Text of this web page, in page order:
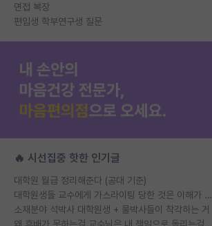
면접 복장
편입생 학부연구생 질문
🔥 시선집중 핫한 인기글
대학원 월급 정리해준다 (공대 기준)
대학원생들 교수에게 가스라이팅 당한 것은 이해가 갑니다. 안타깝네요.
소재분야 석박사 대학원생 + 물박사들이 착각하는 거